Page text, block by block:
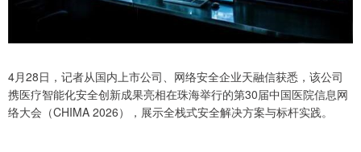
4月28日，记者从国内上市公司、网络安全企业天融信获悉，该公司
携医疗智能化安全创新成果亮相在珠海举行的第30届中国医院信息网
络大会（CHIMA 2026），展示全栈式安全解决方案与标杆实践。